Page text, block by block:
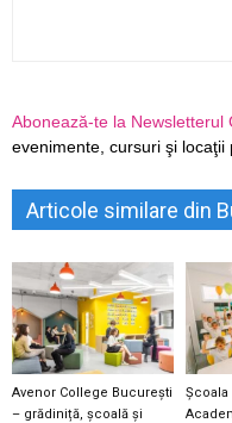
Abonează-te la Newsletterul
evenimente, cursuri şi locaţii
Articole similare din
Avenor College București
– grădiniță, școală și
Școala